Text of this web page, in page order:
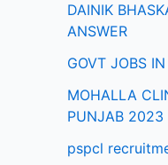
DAINIK
ANSWER
GOVT JOBS
MOHALLA
PUNJAB 2023
pspcl